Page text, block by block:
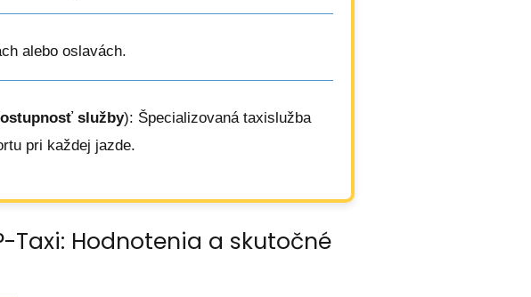
alebo oslavách.
služby): Špecializovaná taxislužba
pri každej jazde.
Taxi: Hodnotenia a skutočné